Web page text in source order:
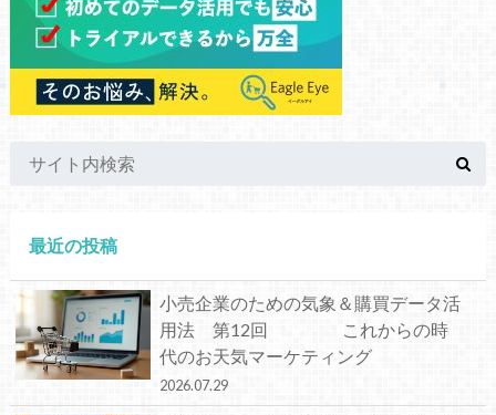
最近の投稿
小売企業のための気象＆購買データ活
用法 第12回 これからの時
代のお天気マーケティング
2026.07.29